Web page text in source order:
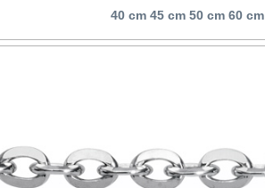
40 cm 45 cm 50 cm 60 cm